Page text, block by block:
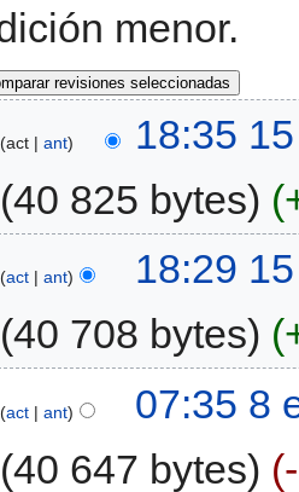
menor.
act ant
18:35
40 825 bytes
act ant
18:29
40 708 bytes
act ant
07:35 8
40 647 bytes